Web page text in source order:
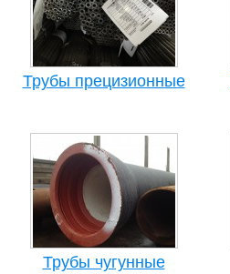
Трубы прецизионные
Трубы чугунные